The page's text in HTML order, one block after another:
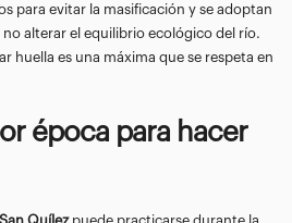
para evitar la masificación y se adoptan
alterar el equilibrio ecológico del río.
huella es una máxima que se respeta en
época para hacer
Quílezpuede practicarse durante la